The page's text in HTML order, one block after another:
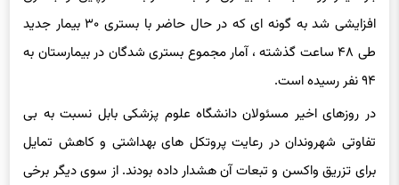
طی ۴۸ ساعت گذشته ، آمار مجموع بستری شدگان در بیمارستان به
۹۴ نفر رسیده است.
در روزهای اخیر مسئولان دانشگاه علوم پزشکی بابل نسبت به بی
تفاوتی شهروندان در رعایت پروتکل های بهداشتی و کاهش تمایل
برای تزریق واکسن و تبعات آن هشدار داده بودند. از سوی دیگر برخی
از ادرات و دانشگاه های بابل هم با ارسال پیامک برای کارکنانشان ،